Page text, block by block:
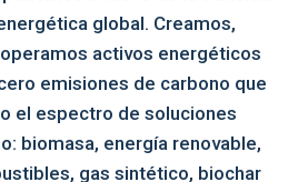
global. Creamos,
activos energéticos
emisiones de carbono que
el espectro de soluciones
biomasa, energía renovable,
gas sintético, biochar